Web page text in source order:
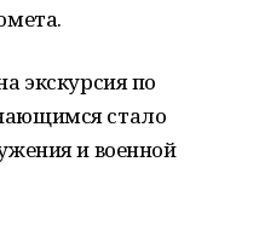
экскурсия по
стало
и военной